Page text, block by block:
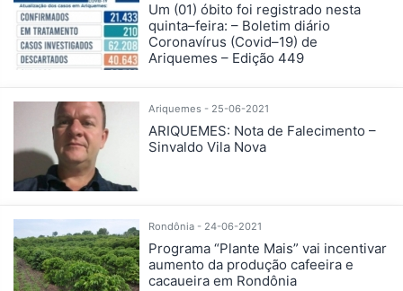
Um (01) óbito foi registrado nesta
quinta–feira: – Boletim diário
Coronavírus (Covid–19) de
Ariquemes – Edição 449
Ariquemes - 25-06-2021
ARIQUEMES: Nota de Falecimento –
Sinvaldo Vila Nova
Rondônia - 24-06-2021
Programa “Plante Mais” vai incentivar
aumento da produção cafeeira e
cacaueira em Rondônia